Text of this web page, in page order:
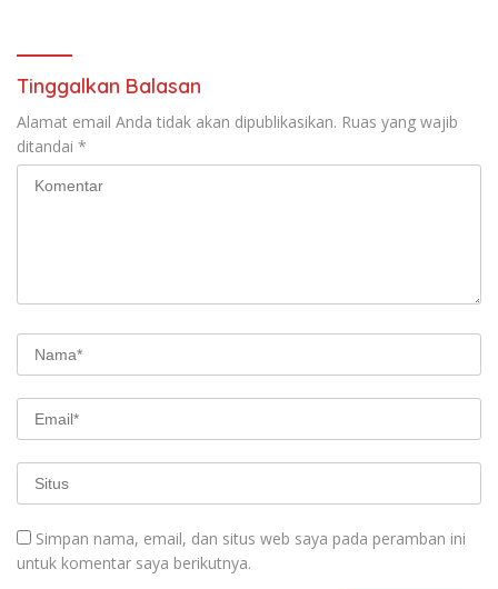
Tinggalkan Balasan
Alamat email Anda tidak akan dipublikasikan. Ruas yang wajib
ditandai *
Simpan nama, email, dan situs web saya pada peramban ini
untuk komentar saya berikutnya.